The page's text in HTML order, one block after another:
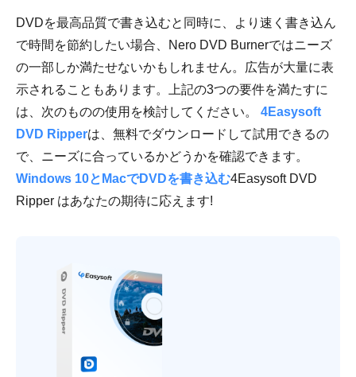
DVDを最高品質で書き込むと同時に、より速く書き込ん
で時間を節約したい場合、Nero DVD Burnerではニーズ
の一部しか満たせないかもしれません。広告が大量に表
示されることもあります。上記の3つの要件を満たすに
は、次のものの使用を検討してください。 4Easysoft
DVD Ripperは、無料でダウンロードして試用できるの
で、ニーズに合っているかどうかを確認できます。
Windows 10とMacでDVDを書き込む4Easysoft DVD
Ripper はあなたの期待に応えます!